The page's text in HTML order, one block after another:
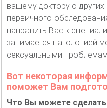
вашему доктору о
первичного
направить Вас к
занимается патологией
сексуальными
Вот некоторая
поможет Вам
Что Вы можете сделать